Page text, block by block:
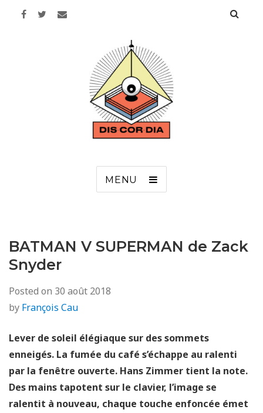
MENU
BATMAN V SUPERMAN de Zack
Snyder
Posted on 30 août 2018
by François Cau
Lever de soleil élégiaque sur des sommets
enneigés. La fumée du café s’échappe au ralenti
par la fenêtre ouverte. Hans Zimmer tient la note.
Des mains tapotent sur le clavier, l’image se
ralentit à nouveau, chaque touche enfoncée émet